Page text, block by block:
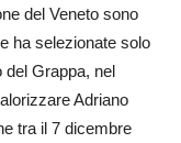
del Veneto sono
ha selezionate solo
del Grappa, nel
Adriano
tra il 7 dicembre